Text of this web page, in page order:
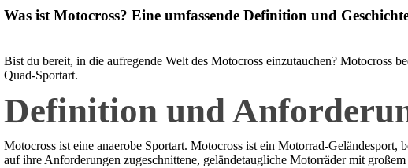
Was ist Motocross? Eine umfassende Definition und
Bist du bereit, in die aufregende Welt des Motocross einzutauchen? Motocross
Quad-Sportart.
Definition und
Motocross ist eine anaerobe Sportart. Motocross ist ein Motorrad-
auf ihre Anforderungen zugeschnittene, geländetaugliche Motorräder mit